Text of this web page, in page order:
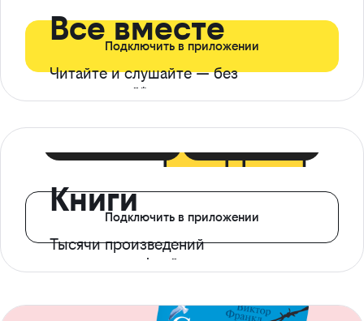
Все вместе
Читайте и слушайте — без
ограничений*
Подключить в приложении
Книги
Тысячи произведений
с доступом офлайн
Подключить в приложении